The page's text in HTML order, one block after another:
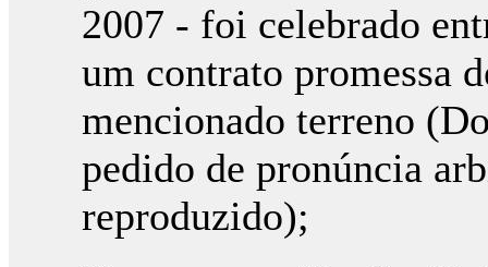
2007 - foi celebrado
um contrato promessa
mencionado terreno
pedido de pronúncia
reproduzido);